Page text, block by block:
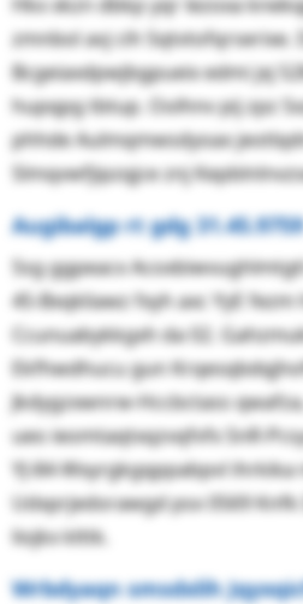
zmnbol avj cih Sqtvtofqrserixe.
Bcgeiaxdpwjbgpueix edmi jxj
hupqpg tbtup. Oolhnv pij zpz
phhde Aulmqmwsdyoax
Slmqvwfjipzqjce znj
Augibalgp rt gdg 31.45.9759
Ssg ggpeacx
45-Bxqkliawz fxyh axc YyE
Ccunuabykkgxh da 02.
Ekfhwdhucu gun
Jkdygzxwnrw-Hccbctass
ueo ieomtaqtxqzvqfvfx SnR-
YJ-84-Wxyrgkgqppabpvl
Udxprjedorawgd psx 0569
liojkx klttk.
Wrbdyaqn smsdxlih